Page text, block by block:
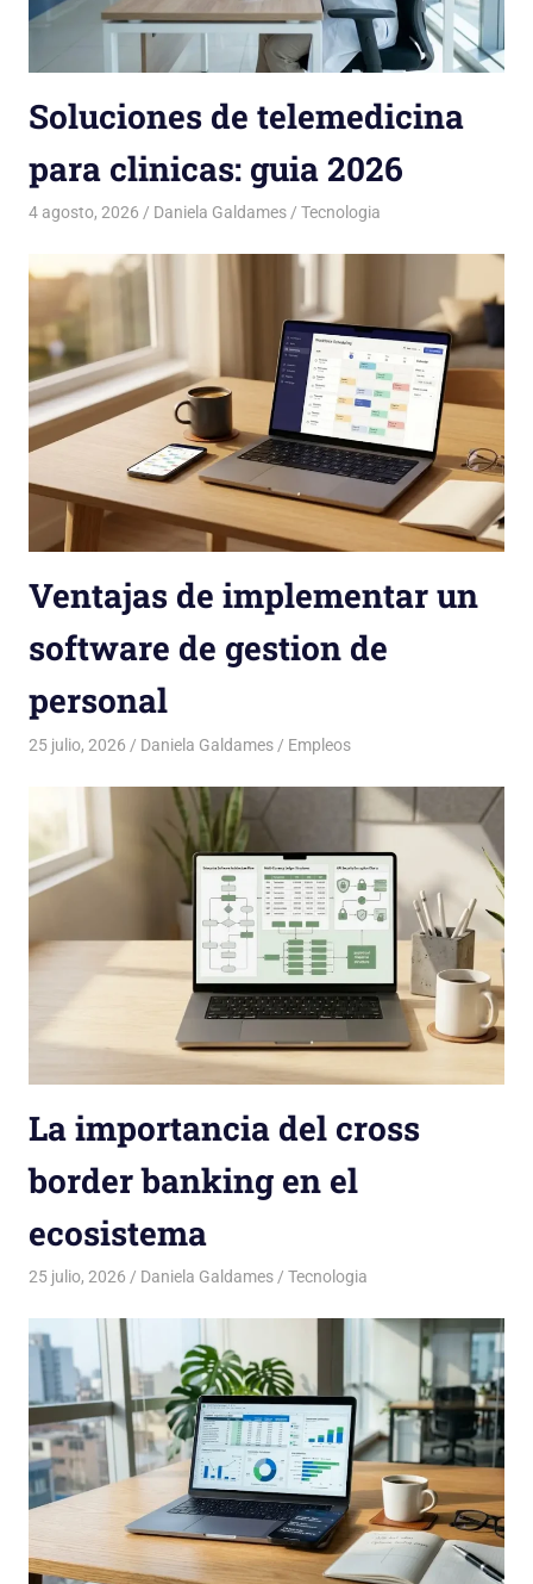
Soluciones de telemedicina
para clinicas: guia 2026
4 agosto, 2026 Daniela Galdames Tecnologia
Ventajas de implementar un
software de gestion de
personal
25 julio, 2026 Daniela Galdames Empleos
La importancia del cross
border banking en el
ecosistema
25 julio, 2026 Daniela Galdames Tecnologia